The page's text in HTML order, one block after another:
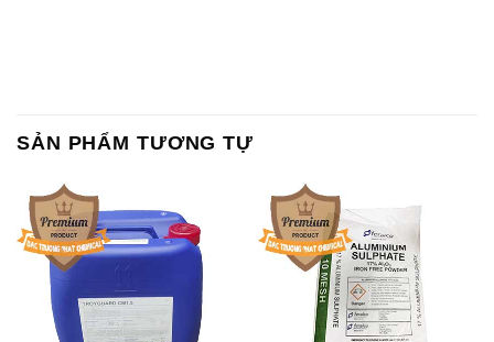
Chất tạo bọt Las P Tico Tank
IBC Bồn Việt Nam
Sodium Benzoate – Mốc Bột
Kalama Food Grade Mỹ Usa